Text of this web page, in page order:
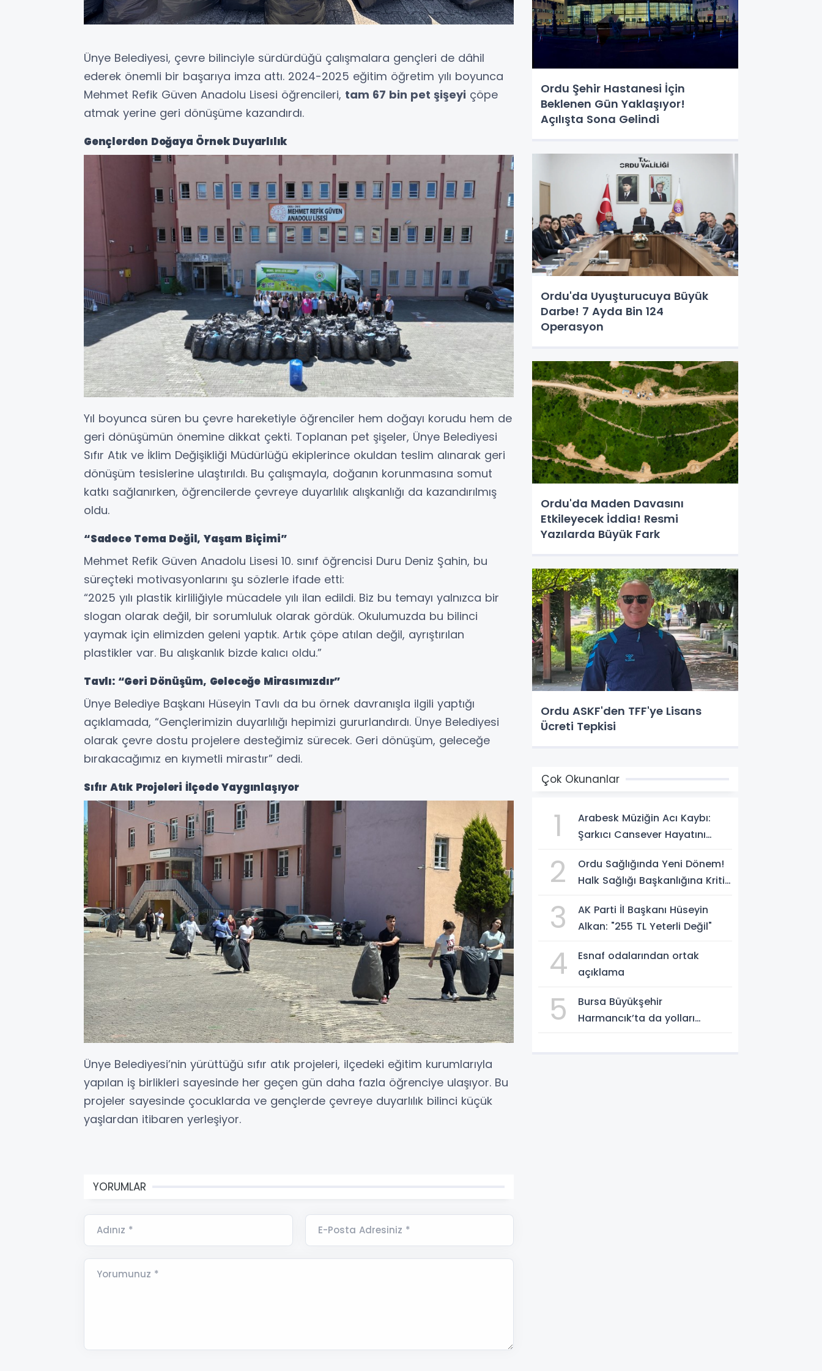
Ünye Belediyesi, çevre bilinciyle sürdürdüğü çalışmalara gençleri de dâhil
ederek önemli bir başarıya imza attı. 2024-2025 eğitim öğretim yılı boyunca
Mehmet Refik Güven Anadolu Lisesi öğrencileri, tam 67 bin pet şişeyi çöpe
atmak yerine geri dönüşüme kazandırdı.
Gençlerden Doğaya Örnek Duyarlılık
Yıl boyunca süren bu çevre hareketiyle öğrenciler hem doğayı korudu hem de
geri dönüşümün önemine dikkat çekti. Toplanan pet şişeler, Ünye Belediyesi
Sıfır Atık ve İklim Değişikliği Müdürlüğü ekiplerince okuldan teslim alınarak geri
dönüşüm tesislerine ulaştırıldı. Bu çalışmayla, doğanın korunmasına somut
katkı sağlanırken, öğrencilerde çevreye duyarlılık alışkanlığı da kazandırılmış
oldu.
“Sadece Tema Değil, Yaşam Biçimi”
Mehmet Refik Güven Anadolu Lisesi 10. sınıf öğrencisi Duru Deniz Şahin, bu
süreçteki motivasyonlarını şu sözlerle ifade etti:
“2025 yılı plastik kirliliğiyle mücadele yılı ilan edildi. Biz bu temayı yalnızca bir
slogan olarak değil, bir sorumluluk olarak gördük. Okulumuzda bu bilinci
yaymak için elimizden geleni yaptık. Artık çöpe atılan değil, ayrıştırılan
plastikler var. Bu alışkanlık bizde kalıcı oldu.”
Tavlı: “Geri Dönüşüm, Geleceğe Mirasımızdır”
Ünye Belediye Başkanı Hüseyin Tavlı da bu örnek davranışla ilgili yaptığı
açıklamada, “Gençlerimizin duyarlılığı hepimizi gururlandırdı. Ünye Belediyesi
olarak çevre dostu projelere desteğimiz sürecek. Geri dönüşüm, geleceğe
bırakacağımız en kıymetli mirastır” dedi.
Sıfır Atık Projeleri İlçede Yaygınlaşıyor
Ünye Belediyesi’nin yürüttüğü sıfır atık projeleri, ilçedeki eğitim kurumlarıyla
yapılan iş birlikleri sayesinde her geçen gün daha fazla öğrenciye ulaşıyor. Bu
projeler sayesinde çocuklarda ve gençlerde çevreye duyarlılık bilinci küçük
yaşlardan itibaren yerleşiyor.
YORUMLAR
Adınız * E-Posta Adresiniz *
Yorumunuz *
Ordu Şehir Hastanesi İçin
Beklenen Gün Yaklaşıyor!
Açılışta Sona Gelindi
Ordu'da Uyuşturucuya Büyük
Darbe! 7 Ayda Bin 124
Operasyon
Ordu'da Maden Davasını
Etkileyecek İddia! Resmi
Yazılarda Büyük Fark
Ordu ASKF'den TFF'ye Lisans
Ücreti Tepkisi
Çok Okunanlar
1
Arabesk Müziğin Acı Kaybı:
Şarkıcı Cansever Hayatını
2
Ordu Sağlığında Yeni Dönem!
Halk Sağlığı Başkanlığına Kritik
3
AK Parti İl Başkanı Hüseyin
Alkan: "255 TL Yeterli Değil"
4
Esnaf odalarından ortak
açıklama
5
Bursa Büyükşehir
Harmancık’ta da yolları